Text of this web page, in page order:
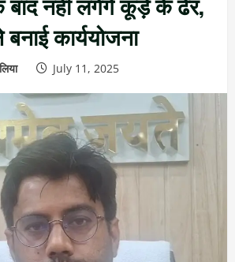
कार्ययोजना
July 11, 2025